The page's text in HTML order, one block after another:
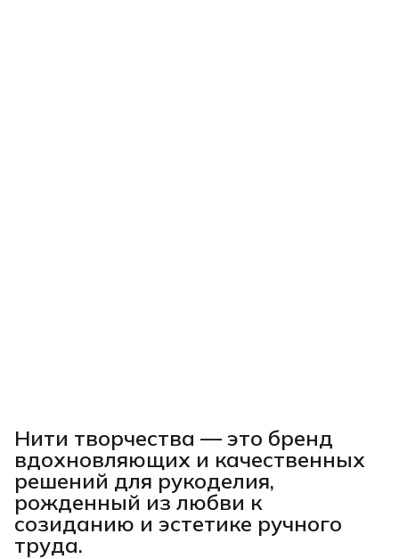
Нити творчества — это бренд
вдохновляющих и качественных
решений для рукоделия,
рожденный из любви к
созиданию и эстетике ручного
труда.